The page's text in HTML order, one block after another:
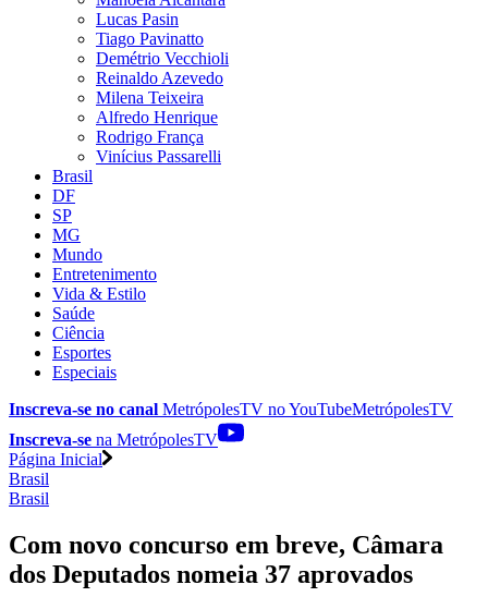
Lucas Pasin
Tiago Pavinatto
Demétrio Vecchioli
Reinaldo Azevedo
Milena Teixeira
Alfredo Henrique
Rodrigo França
Vinícius Passarelli
Brasil
DF
SP
MG
Mundo
Entretenimento
Vida & Estilo
Saúde
Ciência
Esportes
Especiais
Inscreva-se no canal MetrópolesTV noYouTubeMetrópolesTV
Inscreva-se na MetrópolesTV
Página Inicial
Brasil
Brasil
Com novo concurso em breve, Câmara
dos Deputados nomeia 37 aprovados